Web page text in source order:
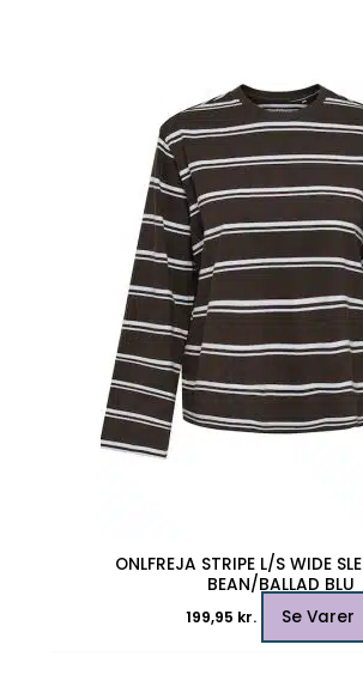
ONLFREJA STRIPE L/S WIDE
BEAN/BALLAD BLU
199,95 kr. Se Varer